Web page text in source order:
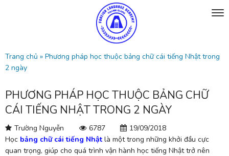
Trang chủ » Phương pháp học thuộc bảng chữ cái tiếng Nhật trong
2 ngày
PHƯƠNG PHÁP HỌC THUỘC BẢNG CHỮ
CÁI TIẾNG NHẬT TRONG 2 NGÀY
Trường Nguyễn 6787
19/09/2018
Học bảng chữ cái tiếng Nhật là một trong những khởi đầu cực
quan trọng, giúp cho quá trình vận hành học tiếng Nhật trở nên